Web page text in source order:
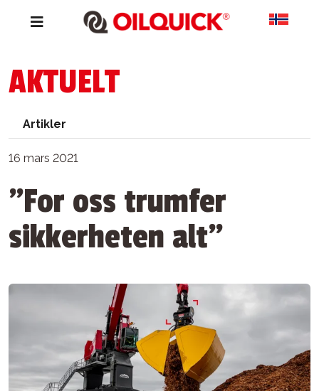
AKTUELT
Artikler
16 mars 2021
"For oss trumfer
sikkerheten alt"